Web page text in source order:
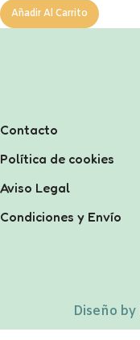
Añadir Al Carrito
Contacto
Política de cookies
Aviso Legal
Condiciones y Envío
Diseño by